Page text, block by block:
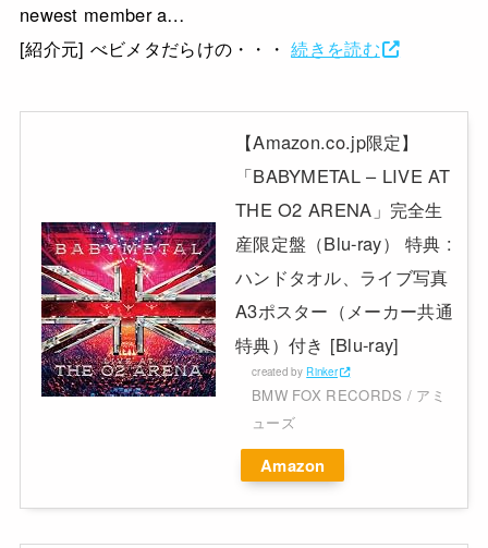
newest member a…
[紹介元] べビメタだらけの・・・続きを読む
【Amazon.co.jp限定】
「BABYMETAL – LIVE AT
THE O2 ARENA」完全生
産限定盤（Blu-ray） 特典 :
ハンドタオル、ライブ写真
A3ポスター（メーカー共通
特典）付き [Blu-ray]
created by Rinker
BMW FOX RECORDS / アミ
ューズ
Amazon